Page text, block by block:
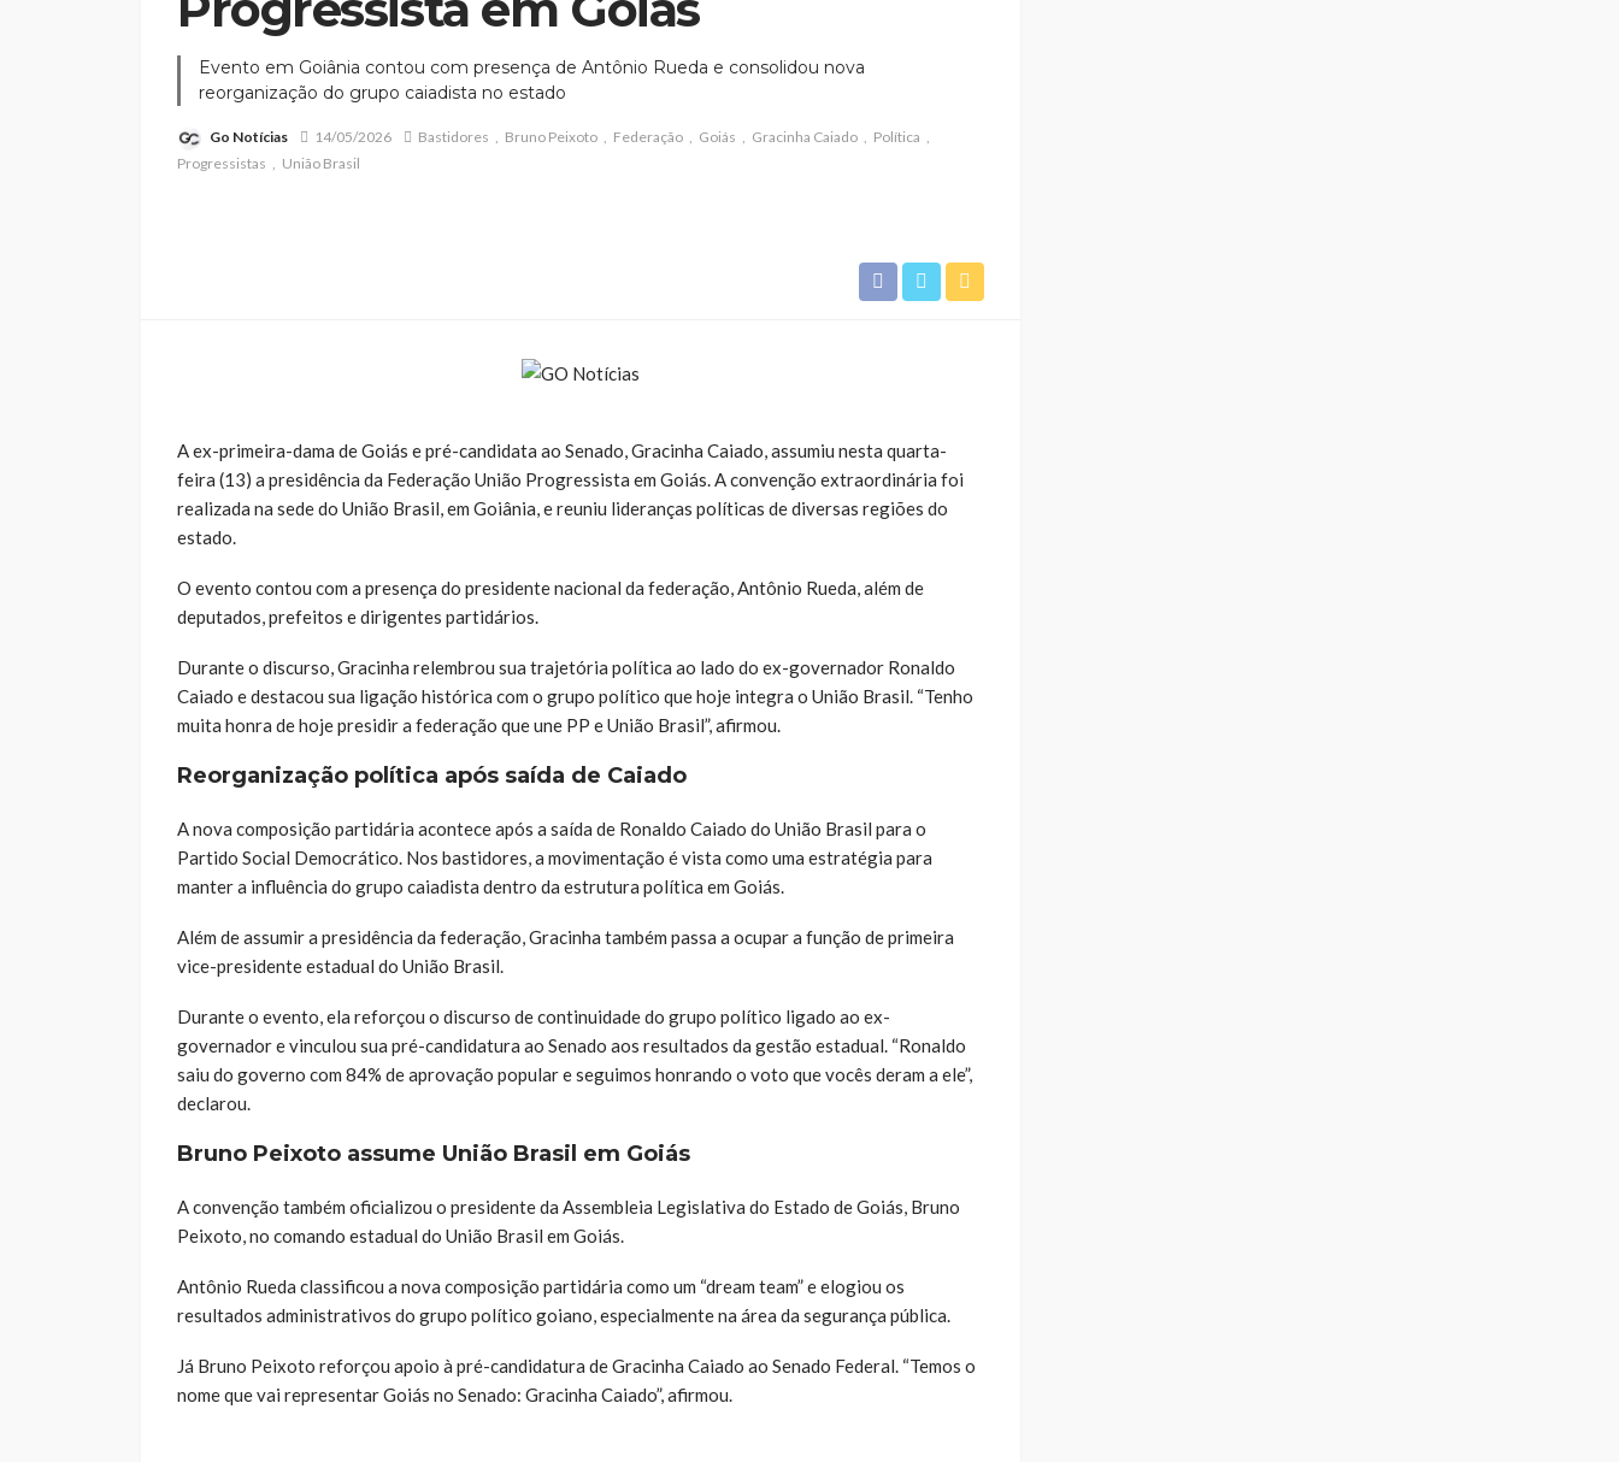
Evento em Goiânia contou com presença de Antônio Rueda e consolidou nova
reorganização do grupo caiadista no estado
Go Notícias 14/05/2026 Bastidores Bruno Peixoto Federação Goiás Gracinha Caiado
Política
Progressistas
União Brasil
A ex-primeira-dama de Goiás e pré-candidata ao Senado, Gracinha Caiado, assumiu nesta quarta-
feira (13) a presidência da Federação União Progressista em Goiás. A convenção extraordinária foi
realizada na sede do União Brasil, em Goiânia, e reuniu lideranças políticas de diversas regiões do
estado.
O evento contou com a presença do presidente nacional da federação, Antônio Rueda, além de
deputados, prefeitos e dirigentes partidários.
Durante o discurso, Gracinha relembrou sua trajetória política ao lado do ex-governador Ronaldo
Caiado e destacou sua ligação histórica com o grupo político que hoje integra o União Brasil. “Tenho
muita honra de hoje presidir a federação que une PP e União Brasil”, afirmou.
Reorganização política após saída de Caiado
A nova composição partidária acontece após a saída de Ronaldo Caiado do União Brasil para o
Partido Social Democrático. Nos bastidores, a movimentação é vista como uma estratégia para
manter a influência do grupo caiadista dentro da estrutura política em Goiás.
Além de assumir a presidência da federação, Gracinha também passa a ocupar a função de primeira
vice-presidente estadual do União Brasil.
Durante o evento, ela reforçou o discurso de continuidade do grupo político ligado ao ex-
governador e vinculou sua pré-candidatura ao Senado aos resultados da gestão estadual. “Ronaldo
saiu do governo com 84% de aprovação popular e seguimos honrando o voto que vocês deram a ele”,
declarou.
Bruno Peixoto assume União Brasil em Goiás
A convenção também oficializou o presidente da Assembleia Legislativa do Estado de Goiás, Bruno
Peixoto, no comando estadual do União Brasil em Goiás.
Antônio Rueda classificou a nova composição partidária como um “dream team” e elogiou os
resultados administrativos do grupo político goiano, especialmente na área da segurança pública.
Já Bruno Peixoto reforçou apoio à pré-candidatura de Gracinha Caiado ao Senado Federal. “Temos o
nome que vai representar Goiás no Senado: Gracinha Caiado”, afirmou.